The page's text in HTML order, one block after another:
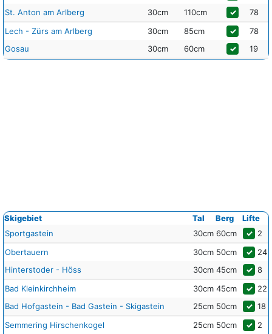
St. Anton am Arlberg
30cm 110cm ✓
78
Lech - Zürs am Arlberg
30cm 85cm ✓
78
Gosau
30cm 60cm ✓ 19
Skigebiet Tal Berg
Lifte
Sportgastein
30cm 60cm ✓ 2
Obertauern
30cm 50cm ✓ 24
Hinterstoder - Höss
30cm 45cm ✓ 8
Bad Kleinkirchheim
30cm 45cm ✓ 22
Bad Hofgastein - Bad Gastein - Skigastein
25cm 50cm ✓ 18
Semmering Hirschenkogel
25cm 50cm ✓ 2